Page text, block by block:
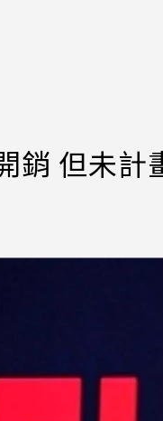
但未計